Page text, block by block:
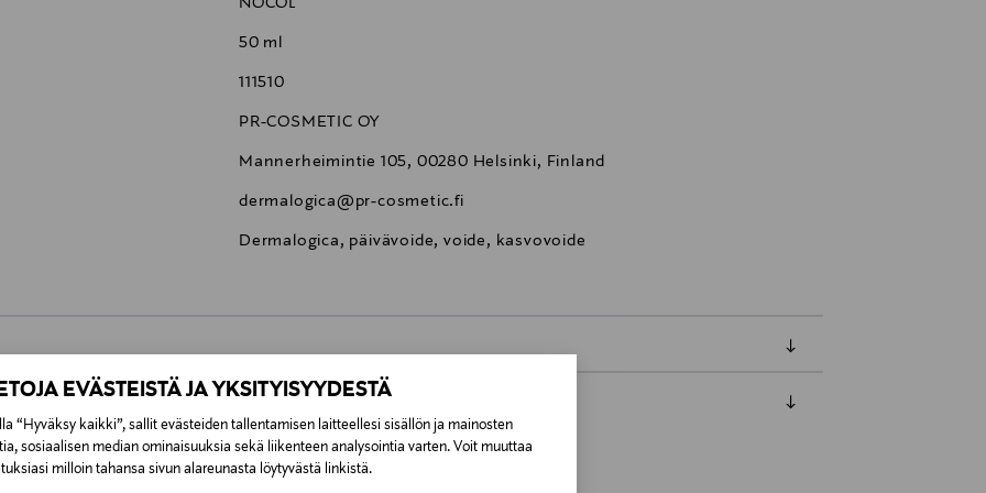
EVÄSTEISTÄ JA YKSITYISYYDESTÄ
“Hyväksy kaikki”, sallit evästeiden tallentamisen laitteellesi sisällön ja mainosten
sosiaalisen median ominaisuuksia sekä liikenteen analysointia varten. Voit muuttaa
milloin tahansa sivun alareunasta löytyvästä linkistä.
NOCOL
50 ml
111510
PR-COSMETIC OY
Mannerheimintie 105, 00280 Helsinki, Finland
dermalogica@pr-cosmetic.fi
Dermalogica, päivävoide, voide, kasvovoide
0,00 €
0,00 € – 4,90 €
tilaukseesi. Voit palauttaa tilaamasi tuotteen 30 vuorokauden kuluessa tuotteen vastaanottamisesta.
palauttaa avaamattomissa alkuperäispakkauksissaan ja palautettavan tuotteen sinetin tulee olla ehjä.